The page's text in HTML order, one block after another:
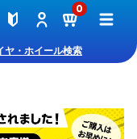
0
ヤ・ホイール検索